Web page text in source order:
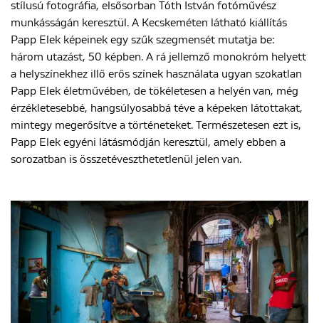
stílusú fotográfia, elsősorban Tóth István fotóművész
munkásságán keresztül. A Kecskeméten látható kiállítás
Papp Elek képeinek egy szűk szegmensét mutatja be:
három utazást, 50 képben. A rá jellemző monokróm helyett
a helyszínekhez illő erős színek használata ugyan szokatlan
Papp Elek életművében, de tökéletesen a helyén van, még
érzékletesebbé, hangsúlyosabbá téve a képeken látottakat,
mintegy megerősítve a történeteket. Természetesen ezt is,
Papp Elek egyéni látásmódján keresztül, amely ebben a
sorozatban is összetéveszthetetlenül jelen van.